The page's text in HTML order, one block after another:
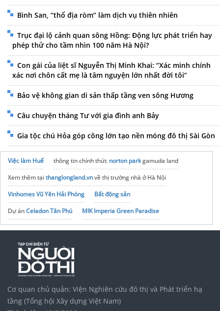
Bình San, “thổ địa ròm” làm dịch vụ thiên nhiên
Trục đại lộ cảnh quan sông Hồng: Động lực phát triển hay
phép thử cho tầm nhìn 100 năm Hà Nội?
Con gái của liệt sĩ Nguyễn Thị Minh Khai: “Xác minh chính
xác nơi chôn cất mẹ là tâm nguyện lớn nhất đời tôi”
Bảo vệ không gian di sản thấp tầng ven sông Hương
Câu chuyện tháng Tư với gia đình anh Bảy
Gia tộc chú Hỏa góp công lớn tạo nền móng đô thị Sài Gòn
Việc làm Huế thông tin chính thức norton parkgamuda land
Xem thêm tại thanglongland.vnvề thị trường nhà ở Hà Nội
Vinhomes Vũ Yên Hải Phòng
Bất động sản
Dự ánCeladon Tân Phú
MIK Imperia Green Paradise
SănXe đạp Horizon Fitnessưu đãi xây nhà trọn góikhu đô thị
eco retreat long an
Chung cư D’.Diamant Bleu
noxh K Home Avenue Nhơn Trạch
Cơ quan chủ quản: Viện Nghiên cứu đô thị và Phát triển hạ
tầng (Tổng hội Xây dựng Việt Nam)